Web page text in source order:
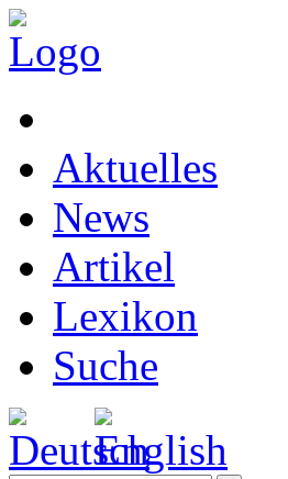
Aktuelles
News
Artikel
Lexikon
Suche